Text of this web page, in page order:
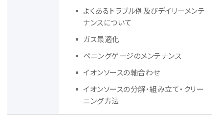
GC-MS用前処理装置
電子ビーム描画装置 (可変・スポット)
ライフサイエンス解析装置
クライオ電子顕微鏡
日本電子ニュース｜技術情報誌
JEOL STATION
よくあるトラブル例及びデイリーメンテ
ナンスについて
ガス最適化
ペニングゲージのメンテナンス
イオンソースの軸合わせ
イオンソースの分解・組み立て・クリー
ニング方法